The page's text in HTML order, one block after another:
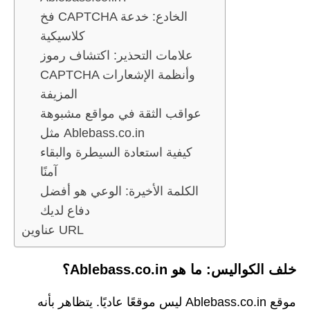
فخ CAPTCHA الخادع: خدعة
كلاسيكية
علامات التحذير: اكتشاف رموز
CAPTCHA وأنظمة الإشعارات
المزيفة
عواقب الثقة في مواقع مشبوهة
مثل Ablebass.co.in
كيفية استعادة السيطرة والبقاء
آمنًا
الكلمة الأخيرة: الوعي هو أفضل
دفاع لديك
عناوين URL
خلف الكواليس: ما هو Ablebass.co.in؟
موقع Ablebass.co.in ليس موقعًا عاديًا. يتظاهر بأنه